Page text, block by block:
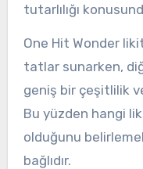
tutarlılığı
One Hit Wonder
tatlar sunarken,
geniş bir çeşitlilik
Bu yüzden hangi
olduğunu
bağlıdır.